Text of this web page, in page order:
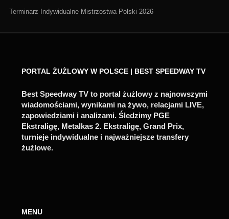
Terminarz Indywidualne Mistrzostwa Polski 2026
PORTAL ŻUŻLOWY W POLSCE | BEST SPEEDWAY TV
Best Speedway TV to portal żużlowy z najnowszymi
wiadomościami, wynikami na żywo, relacjami LIVE,
zapowiedziami i analizami. Śledzimy PGE
Ekstraligę, Metalkas 2. Ekstraligę, Grand Prix,
turnieje indywidualne i najważniejsze transfery
żużlowe.
MENU